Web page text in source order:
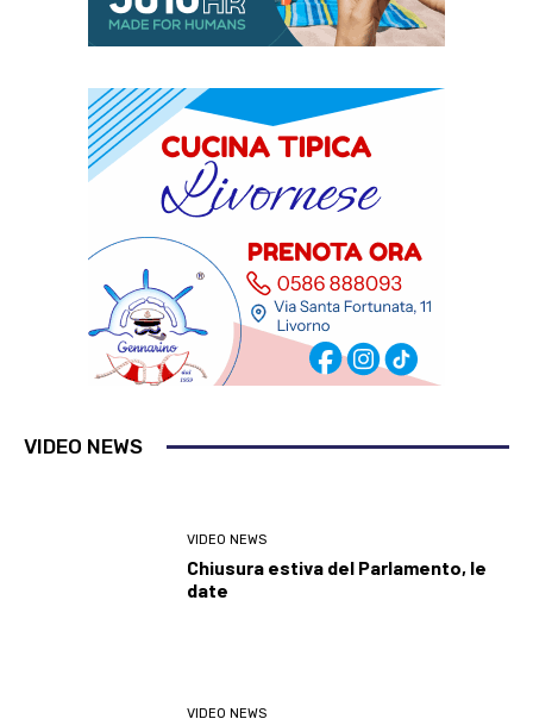
VIDEO NEWS
VIDEO NEWS
Chiusura estiva del Parlamento, le
date
VIDEO NEWS